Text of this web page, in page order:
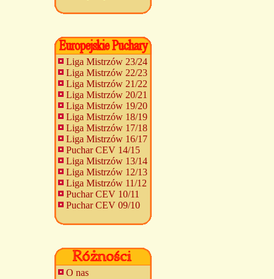
Liga Mistrzów 23/24
Liga Mistrzów 22/23
Liga Mistrzów 21/22
Liga Mistrzów 20/21
Liga Mistrzów 19/20
Liga Mistrzów 18/19
Liga Mistrzów 17/18
Liga Mistrzów 16/17
Puchar CEV 14/15
Liga Mistrzów 13/14
Liga Mistrzów 12/13
Liga Mistrzów 11/12
Puchar CEV 10/11
Puchar CEV 09/10
O nas